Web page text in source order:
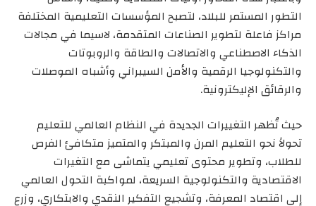
التطور المستمر للبلاد، لتصبح المؤسسات التعليمية المختلفة
مراكز فاعلة لتطوير الصناعات المتقدمة، لاسيما في مجالات
الذكاء الاصطناعي والاتصالات والطاقة والروبوتات
والتكنولوجيا الرقمية والأمن السيبراني وأشباه الموصلات
والرقائق الإليكترونية.
حيث تُظهر التغييرات الجديدة في النظام العالمي للتعليم
تحولاً نحو التعليم المرن والمبتكر والمتميز متكافئ الفرص
للطلاب، وتطوير محتوى تعليمي يتماشى مع التغيرات
الاقتصادية والتكنولوجية السريعة، لمواكبة التحول العالمي
إلى اقتصاد المعرفة، وتشجيع التفكير النقدي والابتكاري، وزرع